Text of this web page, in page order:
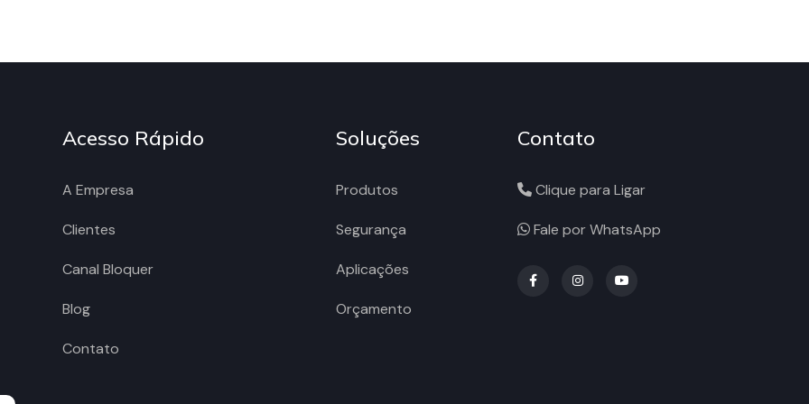
Acesso Rápido
A Empresa
Clientes
Canal Bloquer
Blog
Contato
Soluções
Produtos
Segurança
Aplicações
Orçamento
Contato
Clique para Ligar
Fale por WhatsApp